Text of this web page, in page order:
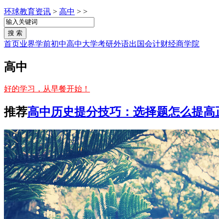
环球教育资讯 > 高中 > >
首页业界学前初中高中大学考研外语出国会计财经商学院
高中
好的学习，从早餐开始！
推荐高中历史提分技巧：选择题怎么提高